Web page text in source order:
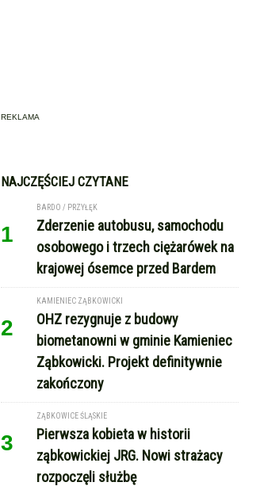
REKLAMA
NAJCZĘŚCIEJ CZYTANE
1
BARDO / PRZYŁĘK
Zderzenie autobusu, samochodu
osobowego i trzech ciężarówek na
krajowej ósemce przed Bardem
2
KAMIENIEC ZĄBKOWICKI
OHZ rezygnuje z budowy
biometanowni w gminie Kamieniec
Ząbkowicki. Projekt definitywnie
zakończony
3
ZĄBKOWICE ŚLĄSKIE
Pierwsza kobieta w historii
ząbkowickiej JRG. Nowi strażacy
rozpoczęli służbę